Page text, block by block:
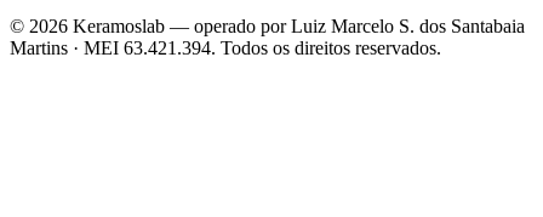
© 2026 Keramoslab — operado por Luiz Marcelo S. dos Santabaia
Martins · MEI 63.421.394. Todos os direitos reservados.